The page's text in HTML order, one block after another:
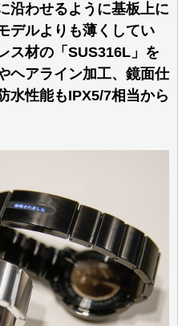
沿わせるように基板上に
デルよりも薄くしてい
ス材の「SUS316L」を
ヘアライン加工、鏡面仕
水性能もIPX5/7相当から